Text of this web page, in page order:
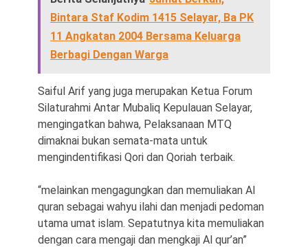
Bintara Staf Kodim 1415 Selayar, Ba PK
11 Angkatan 2004 Bersama Keluarga
Berbagi Dengan Warga
Saiful Arif yang juga merupakan Ketua Forum
Silaturahmi Antar Mubaliq Kepulauan Selayar,
mengingatkan bahwa, Pelaksanaan MTQ
dimaknai bukan semata-mata untuk
mengindentifikasi Qori dan Qoriah terbaik.
“melainkan mengagungkan dan memuliakan Al
quran sebagai wahyu ilahi dan menjadi pedoman
utama umat islam. Sepatutnya kita memuliakan
dengan cara mengaji dan mengkaji Al qur’an”